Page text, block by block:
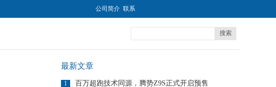
公司简介 联系
搜索
最新文章
1 百万超跑技术同源，腾势Z9S正式开启预售